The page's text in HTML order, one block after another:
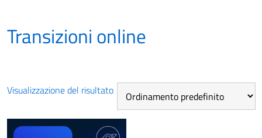
Transizioni online
Visualizzazione del risultato